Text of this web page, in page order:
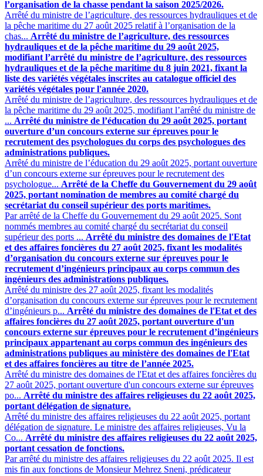
l’organisation de la chasse pendant la saison 2025/2026.
Arrêté du ministre de l’agriculture, des ressources hydrauliques et de
la pêche maritime du 27 août 2025 relatif à l’organisation de la
chas... Arrêté du ministre de l’agriculture, des ressources
hydrauliques et de la pêche maritime du 29 août 2025,
modifiant l’arrêté du ministre de l’agriculture, des ressources
hydrauliques et de la pêche maritime du 8 juin 2021, fixant la
liste des variétés végétales inscrites au catalogue officiel des
variétés végétales pour l'année 2020.
Arrêté du ministre de l’agriculture, des ressources hydrauliques et de
la pêche maritime du 29 août 2025, modifiant l’arrêté du ministre de
... Arrêté du ministre de l’éducation du 29 août 2025, portant
ouverture d’un concours externe sur épreuves pour le
recrutement des psychologues du corps des psychologues des
administrations publiques.
Arrêté du ministre de l’éducation du 29 août 2025, portant ouverture
d’un concours externe sur épreuves pour le recrutement des
psychologue... Arrêté de la Cheffe du Gouvernement du 29 août
2025, portant nomination de membres au comité chargé du
secrétariat du conseil supérieur des ports maritimes.
Par arrêté de la Cheffe du Gouvernement du 29 août 2025. Sont
nommés membres au comité chargé du secrétariat du conseil
supérieur des ports ... Arrêté du ministre des domaines de l'Etat
et des affaires foncières du 27 août 2025, fixant les modalités
d’organisation du concours externe sur épreuves pour le
recrutement d’ingénieurs principaux au corps commun des
ingénieurs des administrations publiques.
Arrêté du ministre des 27 août 2025, fixant les modalités
d’organisation du concours externe sur épreuves pour le recrutement
d’ingénieurs p... Arrêté du ministre des domaines de l'Etat et des
affaires foncières du 27 août 2025, portant ouverture d'un
concours externe sur épreuves pour le recrutement d’ingénieurs
principaux appartenant au corps commun des ingénieurs des
administrations publiques au ministère des domaines de l'Etat
et des affaires foncières au titre de l’année 2025.
Arrêté du ministre des domaines de l'Etat et des affaires foncières du
27 août 2025, portant ouverture d'un concours externe sur épreuves
po... Arrêté du ministre des affaires religieuses du 22 août 2025,
portant délégation de signature.
Arrêté du ministre des affaires religieuses du 22 août 2025, portant
délégation de signature. Le ministre des affaires religieuses, Vu la
Co... Arrêté du ministre des affaires religieuses du 22 août 2025,
portant cessation de fonctions.
Par arrêté du ministre des affaires religieuses du 22 août 2025. Il est
mis fin aux fonctions de Monsieur Mehrez Sneni, prédicateur